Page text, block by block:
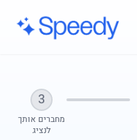
3
מחברים אותך
לנציג